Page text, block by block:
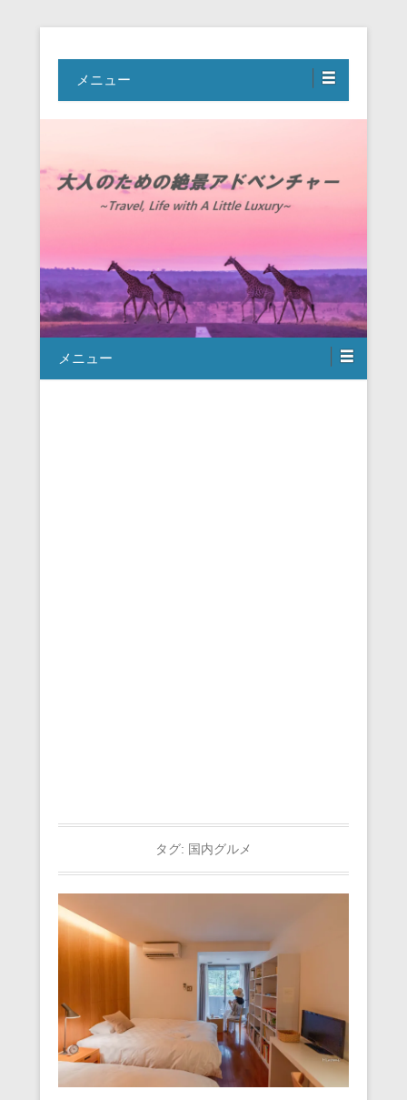
大人のための絶景アドベンチャー
メニュー
メニュー
タグ: 国内グルメ